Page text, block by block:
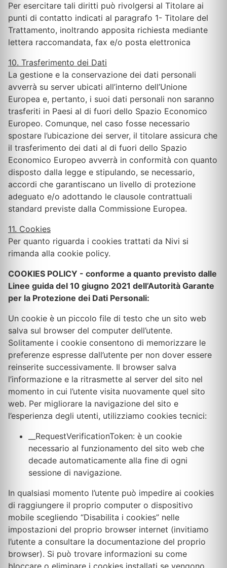
Per esercitare tali diritti può rivolgersi al Titolare ai
punti di contatto indicati al paragrafo 1- Titolare del
Trattamento, inoltrando apposita richiesta mediante
lettera raccomandata, fax e/o posta elettronica
10. Trasferimento dei Dati
La gestione e la conservazione dei dati personali
avverrà su server ubicati all’interno dell’Unione
Europea e, pertanto, i suoi dati personali non saranno
trasferiti in Paesi al di fuori dello Spazio Economico
Europeo. Comunque, nel caso fosse necessario
spostare l’ubicazione dei server, il titolare assicura che
il trasferimento dei dati al di fuori dello Spazio
Economico Europeo avverrà in conformità con quanto
disposto dalla legge e stipulando, se necessario,
accordi che garantiscano un livello di protezione
adeguato e/o adottando le clausole contrattuali
standard previste dalla Commissione Europea.
11. Cookies
Per quanto riguarda i cookies trattati da Nivi si
rimanda alla cookie policy.
COOKIES POLICY - conforme a quanto previsto dalle
Linee guida del 10 giugno 2021 dell’Autorità Garante
per la Protezione dei Dati Personali:
Un cookie è un piccolo file di testo che un sito web
salva sul browser del computer dell’utente.
Solitamente i cookie consentono di memorizzare le
preferenze espresse dall’utente per non dover essere
reinserite successivamente. Il browser salva
l’informazione e la ritrasmette al server del sito nel
momento in cui l’utente visita nuovamente quel sito
web. Per migliorare la navigazione del sito e
l’esperienza degli utenti, utilizziamo cookies tecnici:
__RequestVerificationToken: è un cookie
necessario al funzionamento del sito web che
decade automaticamente alla fine di ogni
sessione di navigazione.
In qualsiasi momento l’utente può impedire ai cookies
di raggiungere il proprio computer o dispositivo
mobile scegliendo “Disabilita i cookies” nelle
impostazioni del proprio browser internet (invitiamo
l’utente a consultare la documentazione del proprio
browser). Si può trovare informazioni su come
bloccare o eliminare i cookies installati se vengono